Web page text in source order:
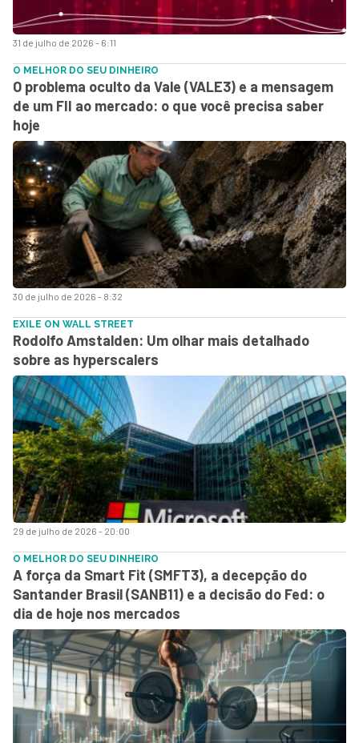
31 de julho de 2026 - 6:11
30 de julho de 2026 - 8:32
O MELHOR DO SEU DINHEIRO
O problema oculto da Vale (VALE3) e a mensagem
de um FII ao mercado: o que você precisa saber
hoje
29 de julho de 2026 - 20:00
EXILE ON WALL STREET
Rodolfo Amstalden: Um olhar mais detalhado
sobre as hyperscalers
O MELHOR DO SEU DINHEIRO
A força da Smart Fit (SMFT3), a decepção do
Santander Brasil (SANB11) e a decisão do Fed: o
dia de hoje nos mercados